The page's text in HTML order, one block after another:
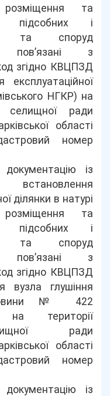
та
підсобних і
та споруд
пов’язані з
згідно КВЦПЗД
НГКР) на
селищної ради
області
номер
із
ділянки в натурі
та
підсобних і
та споруд
пов’язані з
згідно КВЦПЗД
вузла глушіння
№ 422
на території
ради
області
номер
із